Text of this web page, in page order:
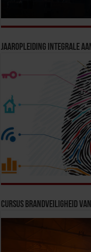
Jaaropleiding Integrale
Cursus Brandveiligheid van